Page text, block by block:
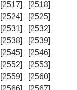
[2517]
[2518]
[2524]
[2525]
[2531]
[2532]
[2538]
[2539]
[2545]
[2546]
[2552]
[2553]
[2559]
[2560]